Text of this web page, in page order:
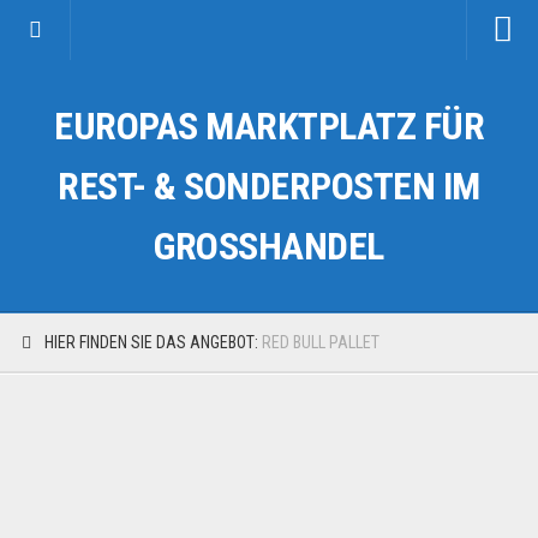
Kategorien
Auto & Motorrad
Fahrzeuge & Transport
EUROPAS MARKTPLATZ FÜR
REST- & SONDERPOSTEN IM
GROSSHANDEL
HIER FINDEN SIE DAS ANGEBOT: RED BULL PALLET